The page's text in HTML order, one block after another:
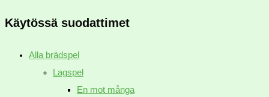
Käytössä suodattimet
Alla brädspel
Lagspel
En mot många